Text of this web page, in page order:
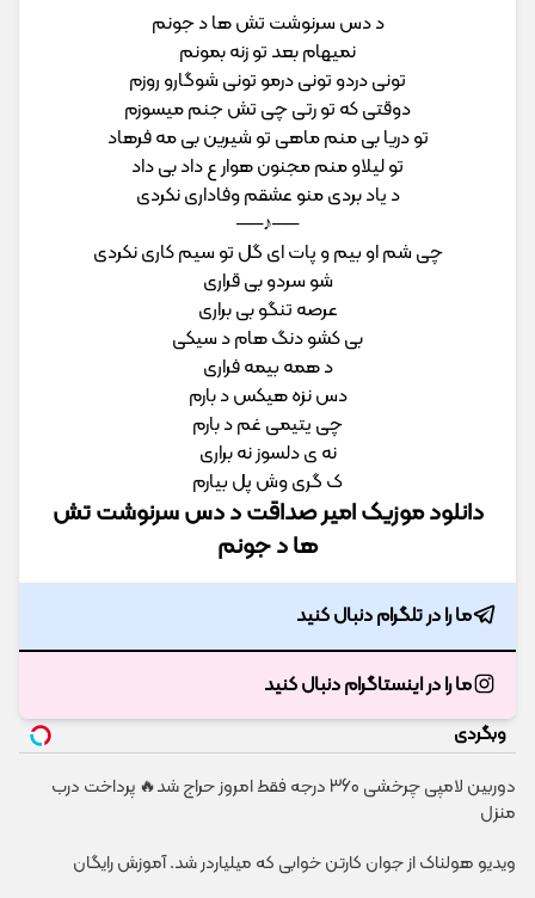
د دس سرنوشت تش ها د جونم
نمیهام بعد تو زنه بمونم
تونی دردو تونی درمو تونی شوگارو روزم
دوقتی که تو رتی چی تش جنم میسوزم
تو دریا بی منم ماهی تو شیرین بی مه فرهاد
تو لیلاو منم مجنون هوار ع داد بی داد
د یاد بردی منو عشقم وفاداری نکردی
──♪──
چی شم او بیم و پات ای گل تو سیم کاری نکردی
شو سردو بی قراری
عرصه تنگو بی براری
بی کشو دنگ هام د سیکی
د همه بیمه فراری
دس نزه هیکس د بارم
چی یتیمی غم د بارم
نه ی دلسوز نه براری
ک گری وش پل بیارم
دانلود موزیک امیر صداقت د دس سرنوشت تش
ها د جونم
ما را در تلگرام دنبال کنید
ما را در اینستاگرام دنبال کنید
وبگردی
دوربین لامپی چرخشی 360 درجه فقط امروز حراج شد🔥 پرداخت درب
منزل
ویدیو هولناک از جوان کارتن خوابی که میلیاردر شد. آموزش رایگان